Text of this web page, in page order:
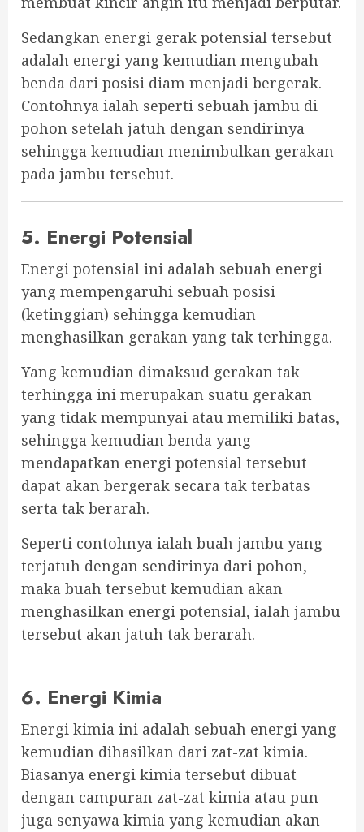
Sedangkan energi gerak potensial tersebut
adalah energi yang kemudian mengubah
benda dari posisi diam menjadi bergerak.
Contohnya ialah seperti sebuah jambu di
pohon setelah jatuh dengan sendirinya
sehingga kemudian menimbulkan gerakan
pada jambu tersebut.
5. Energi Potensial
Energi potensial ini adalah sebuah energi
yang mempengaruhi sebuah posisi
(ketinggian) sehingga kemudian
menghasilkan gerakan yang tak terhingga.
Yang kemudian dimaksud gerakan tak
terhingga ini merupakan suatu gerakan
yang tidak mempunyai atau memiliki batas,
sehingga kemudian benda yang
mendapatkan energi potensial tersebut
dapat akan bergerak secara tak terbatas
serta tak berarah.
Seperti contohnya ialah buah jambu yang
terjatuh dengan sendirinya dari pohon,
maka buah tersebut kemudian akan
menghasilkan energi potensial, ialah jambu
tersebut akan jatuh tak berarah.
6. Energi Kimia
Energi kimia ini adalah sebuah energi yang
kemudian dihasilkan dari zat-zat kimia.
Biasanya energi kimia tersebut dibuat
dengan campuran zat-zat kimia atau pun
juga senyawa kimia yang kemudian akan